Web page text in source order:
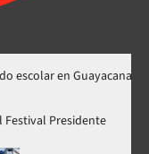
Guayacanal
se suma al Festival